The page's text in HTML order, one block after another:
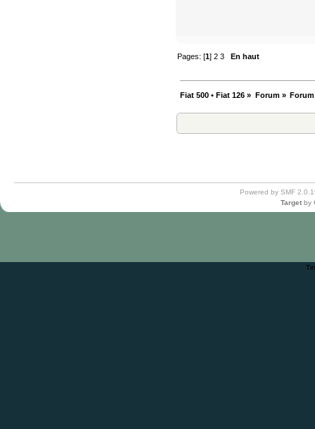
Pages: [1]2 3 En haut
Fiat 500 • Fiat 126 » Forum»
Powered by SMF
Target by